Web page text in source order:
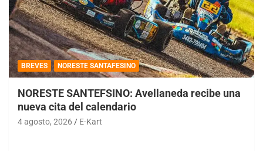
BREVES NORESTE SANTAFESINO
NORESTE SANTEFSINO: Avellaneda recibe una
nueva cita del calendario
4 agosto, 2026 E-Kart